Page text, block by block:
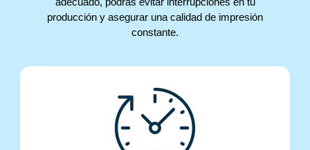
producción y asegurar una calidad de impresión
constante.